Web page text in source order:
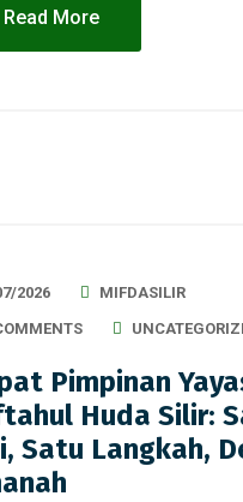
Read More
2026
MIFDASILIR
Pimpinan
Huda Silir:
Satu Langkah,